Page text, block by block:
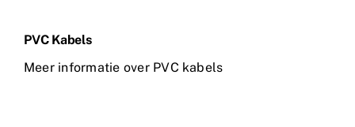
PVC Kabels
Meer informatie over PVC kabels